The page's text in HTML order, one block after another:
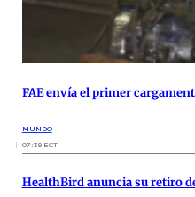
FAE envía el primer
MUNDO
07:39 ECT
HealthBird anuncia su retiro